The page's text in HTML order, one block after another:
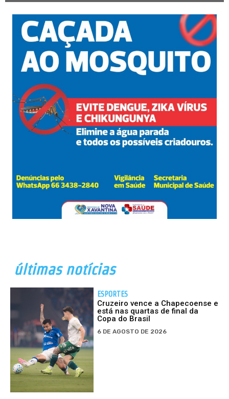
últimas notícias
ESPORTES
Cruzeiro vence a Chapecoense e
está nas quartas de final da
Copa do Brasil
6 DE AGOSTO DE 2026